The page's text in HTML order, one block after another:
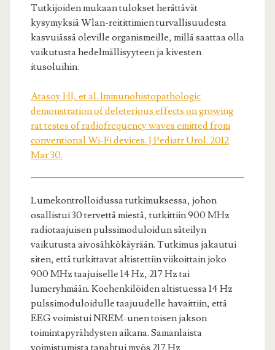
Tutkijoiden mukaan tulokset herättävät
kysymyksiä Wlan-reitittimien turvallisuudesta
kasvuiässä oleville organismeille, millä saattaa olla
vaikutusta hedelmällisyyteen ja kivesten
itusoluihin.
Atasoy HI, et al. Immunohistopathologic
demonstration of deleterious effects on growing
rat testes of radiofrequency waves emitted from
conventional Wi-Fi devices. J Pediatr Urol. 2012
Mar 30.
Lumekontrolloidussa tutkimuksessa, johon
osallistui 30 tervettä miestä, tutkittiin 900 MHz
radiotaajuisen pulssimoduloidun säteilyn
vaikutusta aivosähkökäyrään. Tutkimus jakautui
siten, että tutkittavat altistettiin viikoittain joko
900 MHz taajuiselle 14 Hz, 217 Hz tai
lumeryhmään. Koehenkilöiden altistuessa 14 Hz
pulssimoduloidulle taajuudelle havaittiin, että
EEG voimistui NREM-unen toisen jakson
toimintapyrähdysten aikana. Samanlaista
voimistumista tapahtui myös 217 Hz